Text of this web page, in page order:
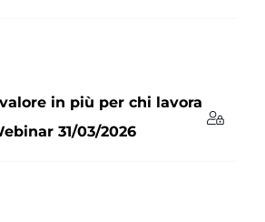
in più per chi lavora
31/03/2026